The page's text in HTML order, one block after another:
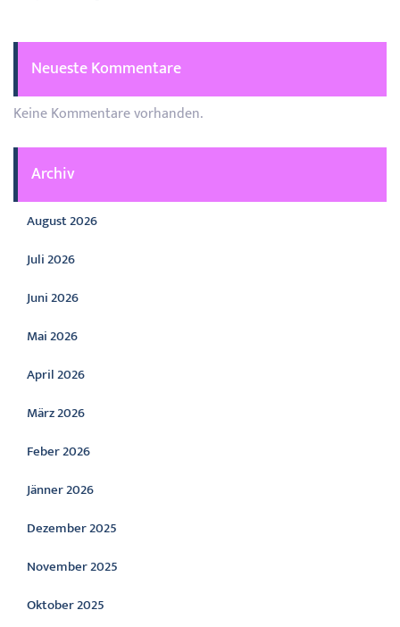
Neueste Kommentare
Keine Kommentare vorhanden.
Archiv
August 2026
Juli 2026
Juni 2026
Mai 2026
April 2026
März 2026
Feber 2026
Jänner 2026
Dezember 2025
November 2025
Oktober 2025